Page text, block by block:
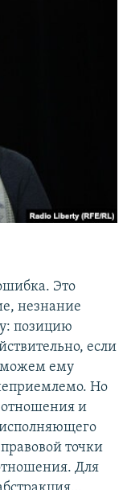
Это
незнание
позицию
если
можем ему
Но
отношения и
точки
Для